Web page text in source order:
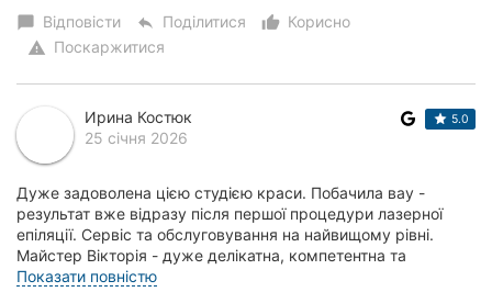
chat_bubble Відповісти reply Поділитися thumb_up_alt
Корисно
warning Поскаржитися
Ирина Костюк
25 січня 2026
5.0
Дуже задоволена цією студією краси. Побачила вау -
результат вже відразу після першої процедури лазерної
епіляції. Сервіс та обслуговування на найвищому рівні.
Майстер Вікторія - дуже делікатна, компетентна та
приємна людина, справжній професіонал с...
Показати повністю